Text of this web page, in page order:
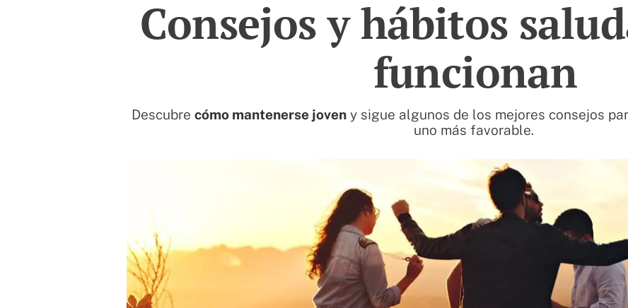
Consejos y hábitos
funcionan
Descubre cómo mantenerse joveny sigue algunos de los mejores consejos
uno más favorable.